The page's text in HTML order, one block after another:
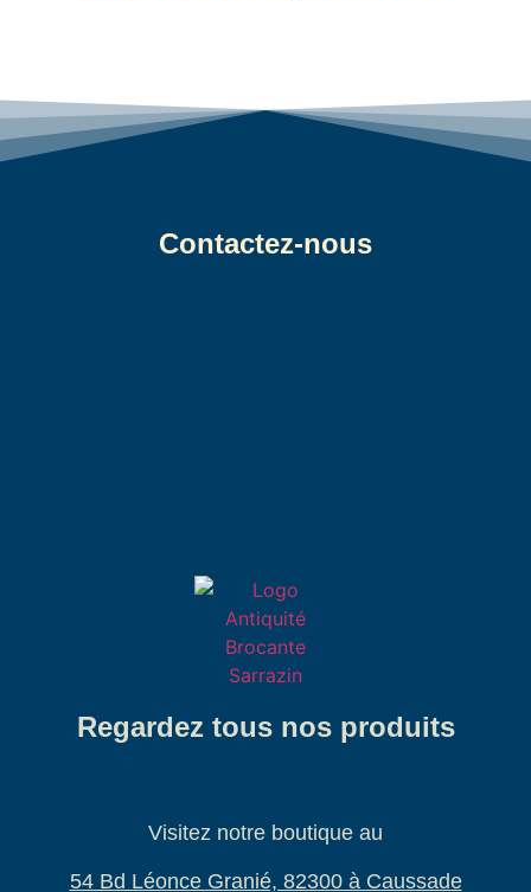
Contactez-nous
Regardez tous nos produits
Visitez notre boutique au
54 Bd Léonce Granié, 82300 à Caussade